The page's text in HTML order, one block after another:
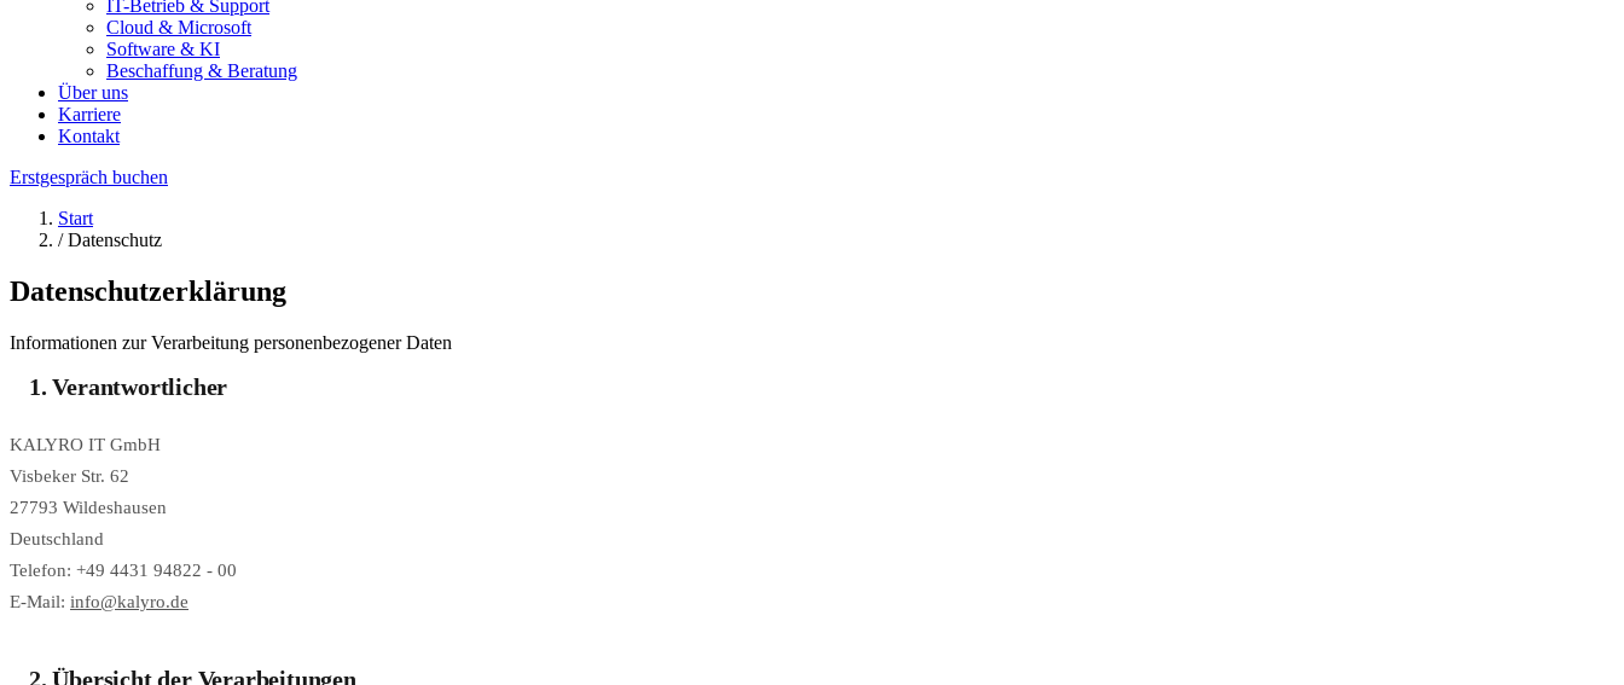
IT-Betrieb & Support
Cloud & Microsoft
Software & KI
Beschaffung & Beratung
Über uns
Karriere
Kontakt
Erstgespräch buchen
Start
/ Datenschutz
Datenschutzerklärung
Informationen zur Verarbeitung personenbezogener Daten
1. Verantwortlicher
KALYRO IT GmbH
Visbeker Str. 62
27793 Wildeshausen
Deutschland
Telefon: +49 4431 94822 - 00
E-Mail: info@kalyro.de
2. Übersicht der Verarbeitungen